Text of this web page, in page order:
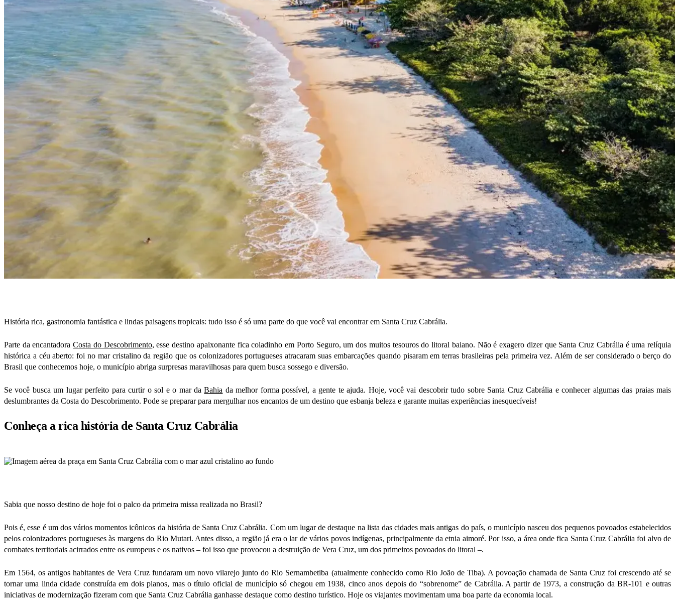
História rica, gastronomia fantástica e lindas paisagens tropicais: tudo isso é só uma parte do que você vai encontrar em Santa Cruz Cabrália.
Parte da encantadoraCosta do Descobrimento, esse destino apaixonante fica coladinho em Porto Seguro, um dos muitos tesouros do litoral baiano. Não é exagero dizer que Santa Cruz Cabrália é uma relíquia
histórica a céu aberto: foi no mar cristalino da região que os colonizadores portugueses atracaram suas embarcações quando pisaram em terras brasileiras pela primeira vez. Além de ser considerado o berço do
Brasil que conhecemos hoje, o município abriga surpresas maravilhosas para quem busca sossego e diversão.
Se você busca um lugar perfeito para curtir o sol e o mar daBahia da melhor forma possível, a gente te ajuda. Hoje, você vai descobrir tudo sobre Santa Cruz Cabrália e conhecer algumas das praias mais
deslumbrantes da Costa do Descobrimento. Pode se preparar para mergulhar nos encantos de um destino que esbanja beleza e garante muitas experiências inesquecíveis!
Conheça a rica história de Santa Cruz Cabrália
Sabia que nosso destino de hoje foi o palco da primeira missa realizada no Brasil?
Pois é, esse é um dos vários momentos icônicos da história de Santa Cruz Cabrália. Com um lugar de destaque na lista das cidades mais antigas do país, o município nasceu dos pequenos povoados estabelecidos
pelos colonizadores portugueses às margens do Rio Mutari. Antes disso, a região já era o lar de vários povos indígenas, principalmente da etnia aimoré. Por isso, a área onde fica Santa Cruz Cabrália foi alvo de
combates territoriais acirrados entre os europeus e os nativos – foi isso que provocou a destruição de Vera Cruz, um dos primeiros povoados do litoral –.
Em 1564, os antigos habitantes de Vera Cruz fundaram um novo vilarejo junto do Rio Sernambetiba (atualmente conhecido como Rio João de Tiba). A povoação chamada de Santa Cruz foi crescendo até se
tornar uma linda cidade construída em dois planos, mas o título oficial de município só chegou em 1938, cinco anos depois do “sobrenome” de Cabrália. A partir de 1973, a construção da BR-101 e outras
iniciativas de modernização fizeram com que Santa Cruz Cabrália ganhasse destaque como destino turístico. Hoje os viajantes movimentam uma boa parte da economia local.